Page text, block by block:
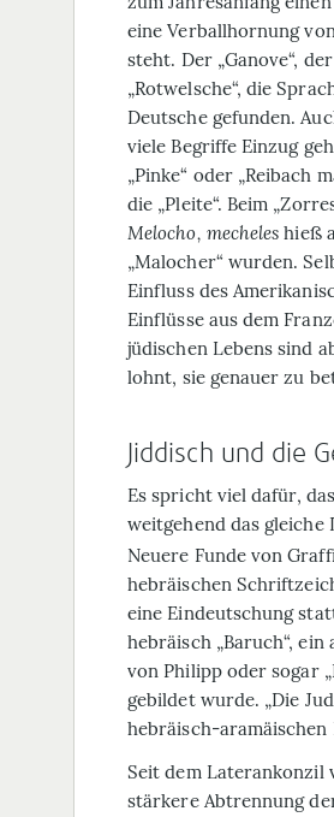
eine Verballhornung
steht. Der „Ganove“,
„Rotwelsche“, die
Deutsche gefunden.
viele Begriffe Einzug
„Pinke“ oder „Reibach
die „Pleite“. Beim
Melocho, mecheles hieß
„Malocher“ wurden.
Einfluss des
Einflüsse aus dem
jüdischen Lebens sind
lohnt, sie genauer zu
Jiddisch und die
Es spricht viel dafür,
weitgehend das gleiche
Neuere Funde von
hebräischen
eine Eindeutschung
hebräisch „Baruch“,
von Philipp oder sogar
gebildet wurde. „Die
hebräisch-aramäischen
Seit dem Laterankonzil
stärkere Abtrennung